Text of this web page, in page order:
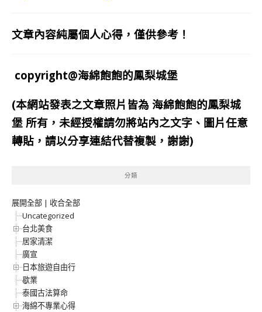
文章內容純屬個人心得，僅供參考！
copyright@海綿飽飽的鳳梨城堡
(本網站發表之文章照片皆為 海綿飽飽的鳳梨城
堡 所有，未經授權請勿將站內之文字、圖片任意
轉貼，請以分享連結代替複製，謝謝)
分類
展開全部 | 收合全部
Uncategorized
台北美食
居家清潔
廣宣
日本旅遊自由行
歇業
泰國古法算命
海綿不專業心得